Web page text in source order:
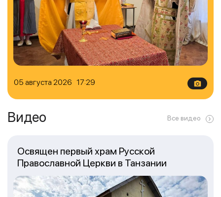
05 августа 2026 17:29
Видео Все видео
Освящен первый храм Русской
Православной Церкви в Танзании